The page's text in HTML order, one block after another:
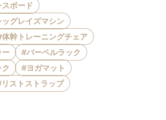
ボード
グレイズマシン
幹トレーニングチェア
ー
#バーベルラック
#ヨガマット
ストストラップ